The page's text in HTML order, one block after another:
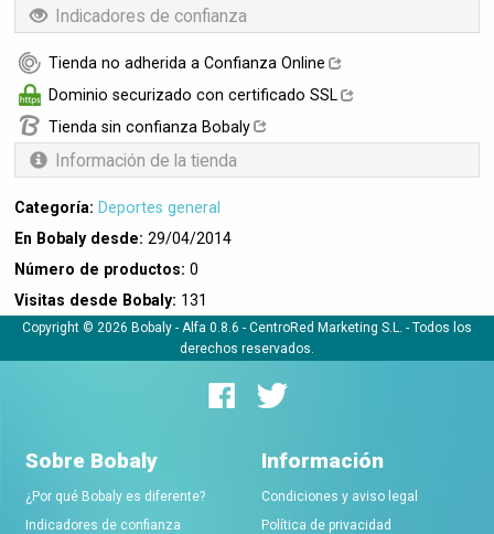
Indicadores de confianza
Tienda no adherida a Confianza Online
Dominio securizado con certificado SSL
Tienda sin confianza Bobaly
Información de la tienda
Categoría: Deportes general
En Bobaly desde: 29/04/2014
Número de productos: 0
Visitas desde Bobaly: 131
Copyright © 2026 Bobaly - Alfa 0.8.6 - CentroRed Marketing S.L. - Todos los
derechos reservados.
Sobre Bobaly
¿Por qué Bobaly es diferente?
Indicadores de confianza
Información
Condiciones y aviso legal
Política de privacidad